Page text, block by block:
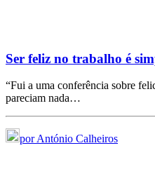
Ser feliz no trabalho é
“Fui a uma conferência sobre
pareciam nada…
por António Calheiros